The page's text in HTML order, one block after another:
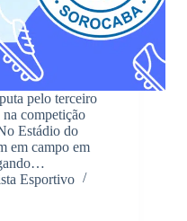
pelo terceiro
competição
Estádio do
em campo em
Esportivo